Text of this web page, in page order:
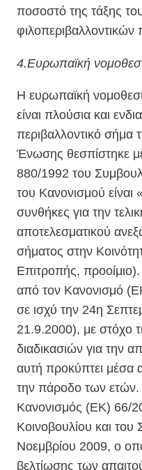
ποσοστό της τάξης
φιλοπεριβαλλοντικών
4.Ευρωπαϊκή
Η ευρωπαϊκή
είναι πλούσια και
περιβαλλοντικό σήμα
Ένωσης θεσπίστηκε
880/1992 του
του Κανονισμού είναι
συνθήκες για την
αποτελεσματικού
σήματος στην
Επιτροπής,
από τον Κανονισμό
σε ισχύ την 24η
21.9.2000), με στόχο
διαδικασιών για την
αυτή προκύπτει μέσα
την πάροδο των ετών.
Κανονισμός (ΕΚ) 66/
Κοινοβουλίου και
Νοεμβρίου 2009, ο
βελτίωσης των